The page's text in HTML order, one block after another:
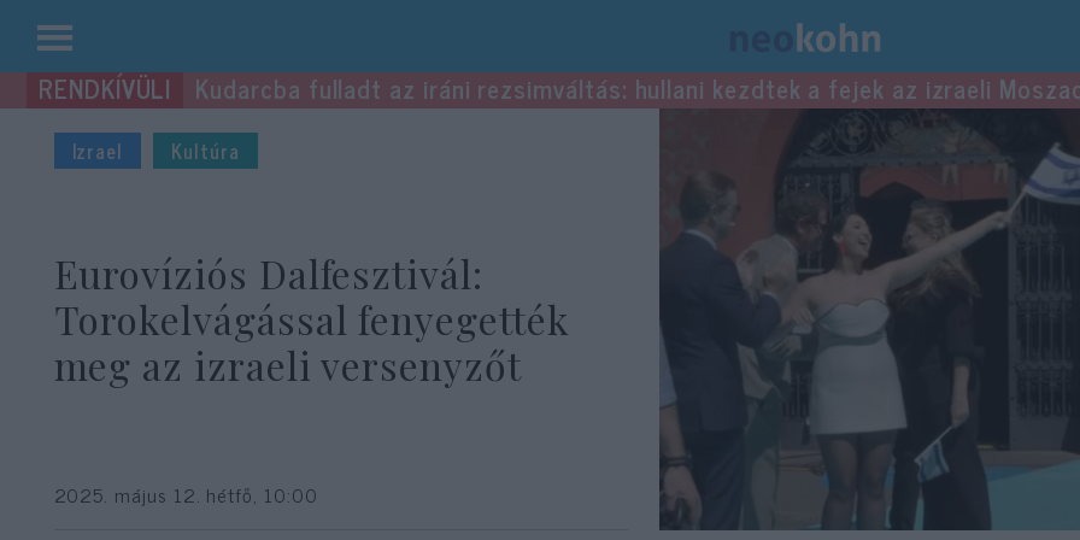
Kilépés
a
tartalomba
Kudarcba fulladt az iráni rezsimváltás: hullani kezdtek a fejek az izraeli
Izrael Kultúra
Eurovíziós Dalfesztivál:
Torokelvágással fenyegették
meg az izraeli versenyzőt
2025. május 12. hétfő, 10:00